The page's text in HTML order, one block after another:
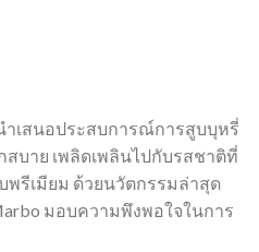
ำเสนอประสบการณ์การสูบบุหรี่
บาย เพลิดเพลินไปกับรสชาติที่
รีเมียม ด้วยนวัตกรรมล่าสุด
มอบความพึงพอใจในการ